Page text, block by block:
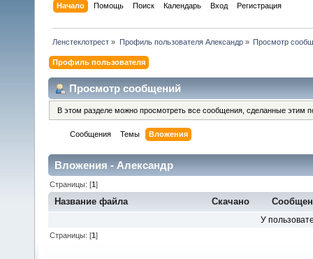
Начало Помощь Поиск Календарь Вход Регистрация
Ленстеклотрест » Профиль пользователя Александр» Просмотр
Профиль пользователя
Просмотр сообщений
В этом разделе можно просмотреть все сообщения, сделанные этим
Сообщения Темы Вложения
Вложения - Александр
Страницы: [1]
Название файла Скачано
У
Страницы: [1]